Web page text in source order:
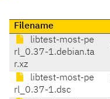
Filename
libtest-most-pe
rl_0.37-1.debian.ta
r.xz
libtest-most-pe
rl_0.37-1.dsc